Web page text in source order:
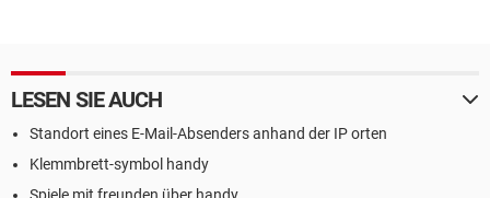
LESEN SIE AUCH
Standort eines E-Mail-Absenders anhand der IP orten
Klemmbrett-symbol handy